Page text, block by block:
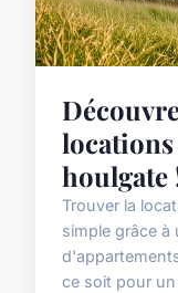
houlgate
Trouver la
simple grâce à
ce soit pour